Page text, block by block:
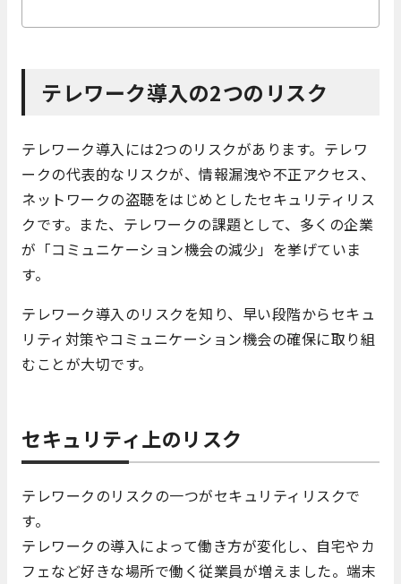
テレワーク導入の2つのリスク
テレワーク導入には2つのリスクがあります。テレワ
ークの代表的なリスクが、情報漏洩や不正アクセス、
ネットワークの盗聴をはじめとしたセキュリティリス
クです。また、テレワークの課題として、多くの企業
が「コミュニケーション機会の減少」を挙げていま
す。
テレワーク導入のリスクを知り、早い段階からセキュ
リティ対策やコミュニケーション機会の確保に取り組
むことが大切です。
セキュリティ上のリスク
テレワークのリスクの一つがセキュリティリスクで
す。
テレワークの導入によって働き方が変化し、自宅やカ
フェなど好きな場所で働く従業員が増えました。端末